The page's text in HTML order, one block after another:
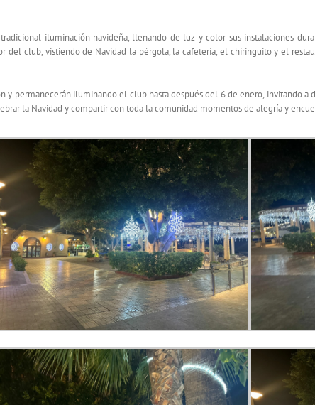
iluminación navideña, llenando de luz y color sus instalaciones
club, vistiendo de Navidad la pérgola, la cafetería, el chiringuito y el
y permanecerán iluminando el club hasta después del 6 de enero, invitando
la Navidad y compartir con toda la comunidad momentos de alegría y